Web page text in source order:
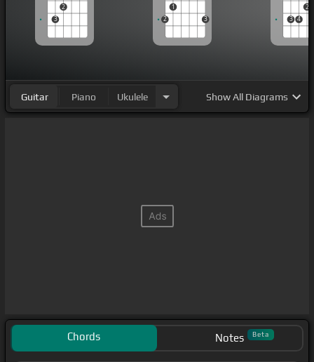
3
2
2
1
3
3 4
2
Guitar Piano Ukulele ShowAll Diagrams
Chords Notes Beta